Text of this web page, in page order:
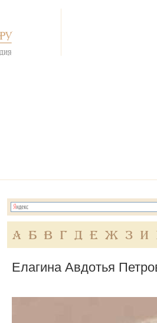
А Б В Г Д Е Ж З И
Елагина Авдотья